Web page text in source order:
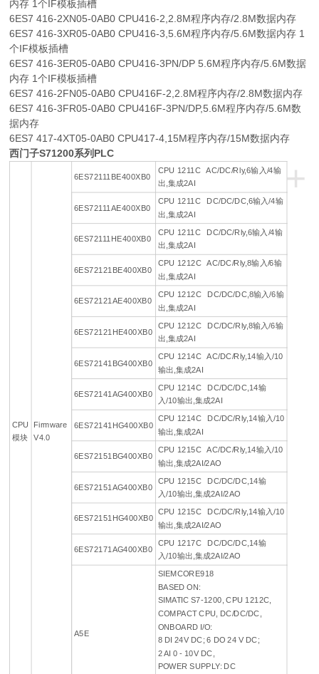
内存 1个IF模板插槽
6ES7 416-2XN05-0AB0 CPU416-2,2.8M程序内存/2.8M数据内存
6ES7 416-3XR05-0AB0 CPU416-3,5.6M程序内存/5.6M数据内存 1
个IF模板插槽
6ES7 416-3ER05-0AB0 CPU416-3PN/DP 5.6M程序内存/5.6M数据
内存 1个IF模板插槽
6ES7 416-2FN05-0AB0 CPU416F-2,2.8M程序内存/2.8M数据内存
6ES7 416-3FR05-0AB0 CPU416F-3PN/DP,5.6M程序内存/5.6M数
据内存
6ES7 417-4XT05-0AB0 CPU417-4,15M程序内存/15M数据内存
西门子S71200系列PLC
+
CPU
模块
Firmware
V4.0
6ES72111BE400XB0
CPU 1211C AC/DC/Rly,6输入/4输
出,集成2AI
6ES72111AE400XB0
CPU 1211C DC/DC/DC,6输入/4输
出,集成2AI
6ES72111HE400XB0
CPU 1211C DC/DC/Rly,6输入/4输
出,集成2AI
6ES72121BE400XB0
CPU 1212C AC/DC/Rly,8输入/6输
出,集成2AI
6ES72121AE400XB0
CPU 1212C DC/DC/DC,8输入/6输
出,集成2AI
6ES72121HE400XB0
CPU 1212C DC/DC/Rly,8输入/6输
出,集成2AI
6ES72141BG400XB0
CPU 1214C AC/DC/Rly,14输入/10
输出,集成2AI
6ES72141AG400XB0
CPU 1214C DC/DC/DC,14输
入/10输出,集成2AI
6ES72141HG400XB0
CPU 1214C DC/DC/Rly,14输入/10
输出,集成2AI
6ES72151BG400XB0
CPU 1215C AC/DC/Rly,14输入/10
输出,集成2AI/2AO
6ES72151AG400XB0
CPU 1215C DC/DC/DC,14输
入/10输出,集成2AI/2AO
6ES72151HG400XB0
CPU 1215C DC/DC/Rly,14输入/10
输出,集成2AI/2AO
6ES72171AG400XB0
CPU 1217C DC/DC/DC,14输
入/10输出,集成2AI/2AO
A5E
SIEMCORE918
BASED ON:
SIMATIC S7-1200, CPU 1212C,
COMPACT CPU, DC/DC/DC,
ONBOARD I/O:
8 DI 24V DC; 6 DO 24 V DC;
2 AI 0 - 10V DC,
POWER SUPPLY: DC